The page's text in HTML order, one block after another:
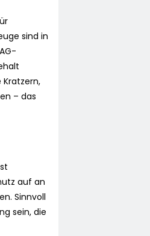
sind in
– das
auf an
Sinnvoll
sein, die